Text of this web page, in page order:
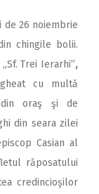
de 26 noiembrie
chingile bolii.
Trei Ierarhi”,
cu multă
oraş şi de
din seara zilei
Casian al
răposatului
credincioşilor